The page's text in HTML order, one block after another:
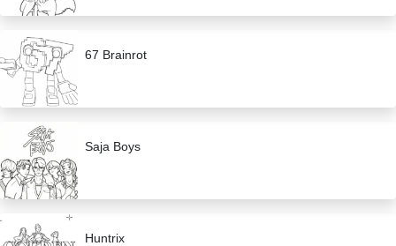
67 Brainrot
Saja Boys
Huntrix